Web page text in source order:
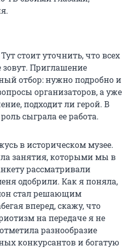
стоит уточнить, что всех
Приглашение
отбор: нужно подробно и
организаторов, а уже
подходит ли герой. В
сыграла ее работа.
в историческом музее.
занятия, которыми мы в
рассматривали
одобрили. Как я поняла,
стал решающим
вперед, скажу, что
на передаче я не
разнообразие
конкурсантов и богатую